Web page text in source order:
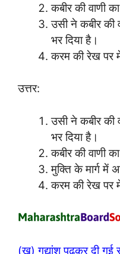
कबीर की वाणी
उसी ने कबीर की
भर दिया है।
करम की रेख पर
उत्तर:
उसी ने कबीर की
भर दिया है।
कबीर की वाणी
मुक्ति के मार्ग में
करम की रेख पर
(ख) गद्यांश पढ़कर दी